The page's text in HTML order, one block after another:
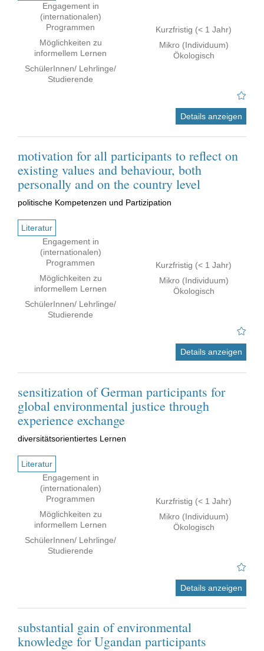
Engagement in
(internationalen)
Programmen
Möglichkeiten zu
informellem Lernen
SchülerInnen/ Lehrlinge/
Studierende
Kurzfristig (< 1 Jahr)
Mikro (Individuum)
Ökologisch
Details anzeigen
motivation for all participants to reflect on
existing values and behaviour, both
personally and on the country level
politische Kompetenzen und Partizipation
Literatur
Engagement in
(internationalen)
Programmen
Möglichkeiten zu
informellem Lernen
SchülerInnen/ Lehrlinge/
Studierende
Kurzfristig (< 1 Jahr)
Mikro (Individuum)
Ökologisch
Details anzeigen
sensitization of German participants for
global environmental justice through
experience exchange
diversitätsorientiertes Lernen
Literatur
Engagement in
(internationalen)
Programmen
Möglichkeiten zu
informellem Lernen
SchülerInnen/ Lehrlinge/
Studierende
Kurzfristig (< 1 Jahr)
Mikro (Individuum)
Ökologisch
Details anzeigen
substantial gain of environmental
knowledge for Ugandan participants